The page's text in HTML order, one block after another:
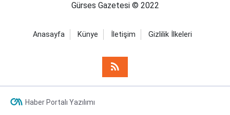
Gürses Gazetesi © 2022
Anasayfa Künye İletişim Gizlilik İlkeleri
Haber Portalı Yazılımı